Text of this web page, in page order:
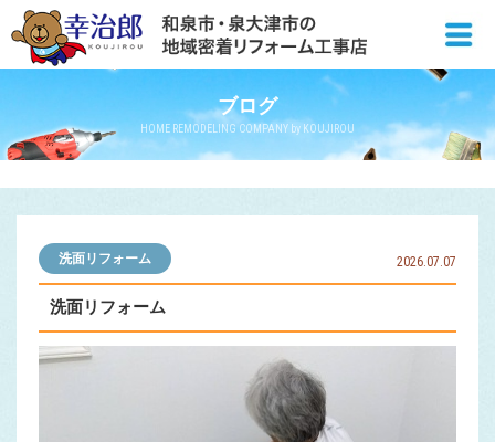
ブログ
HOME REMODELING COMPANY by KOUJIROU
洗面リフォーム 2026.07.07
洗面リフォーム